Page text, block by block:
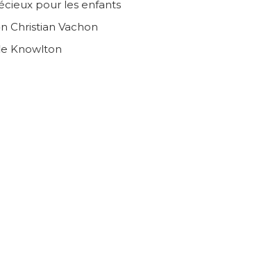
pour les enfants
Christian Vachon
Knowlton